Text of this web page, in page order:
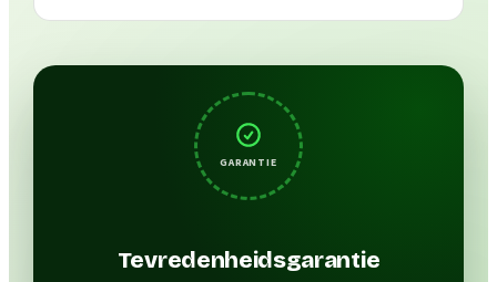
GARANTIE
Tevredenheidsgarantie